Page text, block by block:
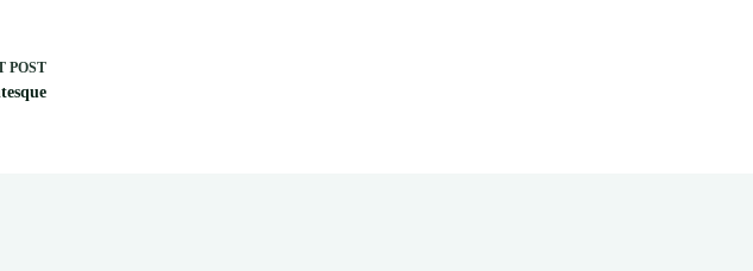
POST